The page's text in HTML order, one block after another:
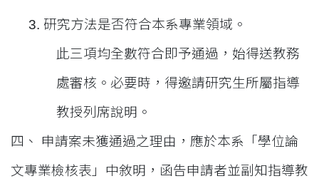
3. 研究方法是否符合本系專業領域。
此三項均全數符合即予通過，始得送教務
處審核。必要時，得邀請研究生所屬指導
教授列席說明。
四、 申請案未獲通過之理由，應於本系「學位論
文專業檢核表」中敘明，函告申請者並副知指導教